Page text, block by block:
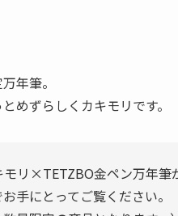
年筆。
めずらしくカキモリです。
リ×TETZBO金ペン万年筆
手にとってご覧ください。